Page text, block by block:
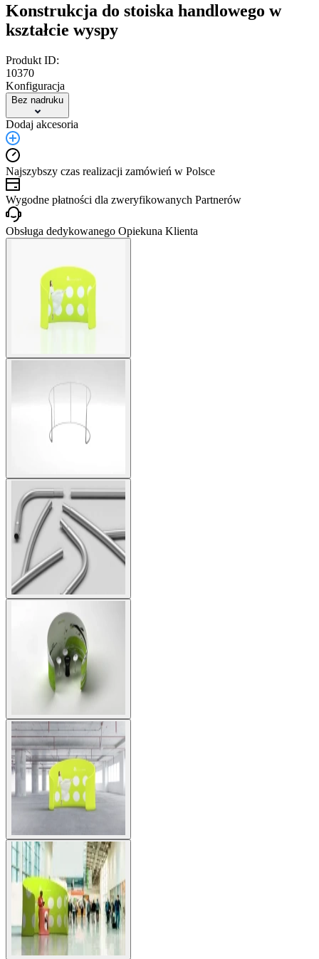
Konstrukcja do stoiska handlowego w
kształcie wyspy
Produkt ID:
10370
Konfiguracja
Bez nadruku
Dodaj akcesoria
Najszybszy czas realizacji zamówień w Polsce
Wygodne płatności dla zweryfikowanych Partnerów
Obsługa dedykowanego Opiekuna Klienta